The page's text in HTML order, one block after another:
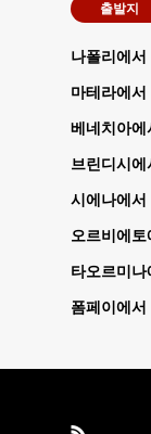
출발지
나폴리에서
마테라에서
베네치아에
브린디시에
시에나에서
오르비에토
타오르미나
폼페이에서